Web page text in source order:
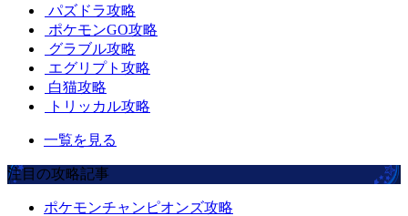
パズドラ攻略
ポケモンGO攻略
グラブル攻略
エグリプト攻略
白猫攻略
トリッカル攻略
一覧を見る
注目の攻略記事
ポケモンチャンピオンズ攻略